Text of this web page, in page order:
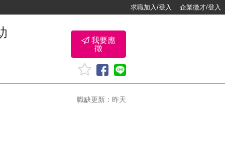
求職加入/登入 企業徵才/登入
我要應
徵
職缺更新：昨天